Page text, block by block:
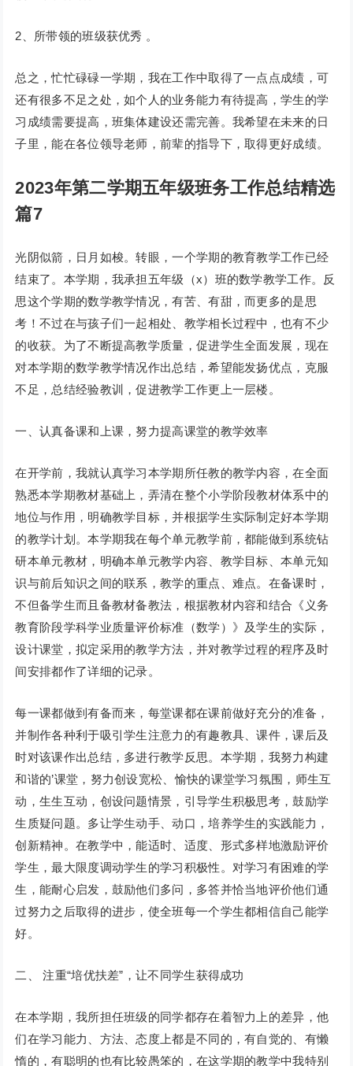
2、所带领的班级获优秀 。
总之，忙忙碌碌一学期，我在工作中取得了一点点成绩，可
还有很多不足之处，如个人的业务能力有待提高，学生的学
习成绩需要提高，班集体建设还需完善。我希望在未来的日
子里，能在各位领导老师，前辈的指导下，取得更好成绩。
2023年第二学期五年级班务工作总结精选
篇7
光阴似箭，日月如梭。转眼，一个学期的教育教学工作已经
结束了。本学期，我承担五年级（x）班的数学教学工作。反
思这个学期的数学教学情况，有苦、有甜，而更多的是思
考！不过在与孩子们一起相处、教学相长过程中，也有不少
的收获。为了不断提高教学质量，促进学生全面发展，现在
对本学期的数学教学情况作出总结，希望能发扬优点，克服
不足，总结经验教训，促进教学工作更上一层楼。
一、认真备课和上课，努力提高课堂的教学效率
在开学前，我就认真学习本学期所任教的教学内容，在全面
熟悉本学期教材基础上，弄清在整个小学阶段教材体系中的
地位与作用，明确教学目标，并根据学生实际制定好本学期
的教学计划。本学期我在每个单元教学前，都能做到系统钻
研本单元教材，明确本单元教学内容、教学目标、本单元知
识与前后知识之间的联系，教学的重点、难点。在备课时，
不但备学生而且备教材备教法，根据教材内容和结合《义务
教育阶段学科学业质量评价标准（数学）》及学生的实际，
设计课堂，拟定采用的教学方法，并对教学过程的程序及时
间安排都作了详细的记录。
每一课都做到有备而来，每堂课都在课前做好充分的准备，
并制作各种利于吸引学生注意力的有趣教具、课件，课后及
时对该课作出总结，多进行教学反思。本学期，我努力构建
和谐的’课堂，努力创设宽松、愉快的课堂学习氛围，师生互
动，生生互动，创设问题情景，引导学生积极思考，鼓励学
生质疑问题。多让学生动手、动口，培养学生的实践能力，
创新精神。在教学中，能适时、适度、形式多样地激励评价
学生，最大限度调动学生的学习积极性。对学习有困难的学
生，能耐心启发，鼓励他们多问，多答并恰当地评价他们通
过努力之后取得的进步，使全班每一个学生都相信自己能学
好。
二、 注重“培优扶差”，让不同学生获得成功
在本学期，我所担任班级的同学都存在着智力上的差异，他
们在学习能力、方法、态度上都是不同的，有自觉的、有懒
惰的，有聪明的也有比较愚笨的，在这学期的教学中我特别